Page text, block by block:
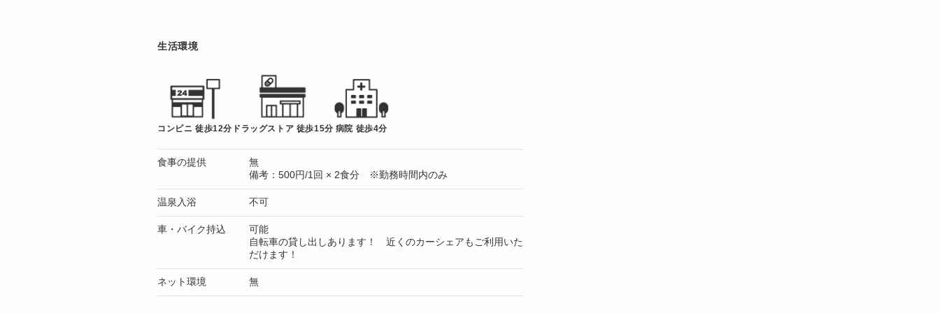
生活環境
コンビニ 徒歩12分 ドラッグストア 徒歩15分 病院 徒歩4分
食事の提供
無
備考：500円/1回 × 2食分 ※勤務時間内のみ
温泉入浴 不可
車・バイク持込
可能
自転車の貸し出しあります！ 近くのカーシェアもご利用いた
だけます！
ネット環境 無